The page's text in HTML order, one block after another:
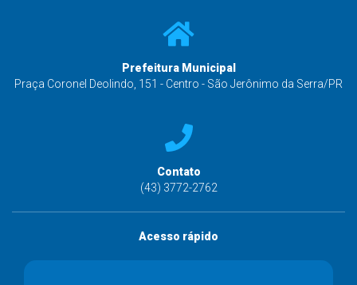
Prefeitura Municipal
Praça Coronel Deolindo, 151 - Centro - São Jerônimo da Serra/PR
Contato
(43) 3772-2762
Acesso rápido